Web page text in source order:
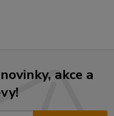
akce a